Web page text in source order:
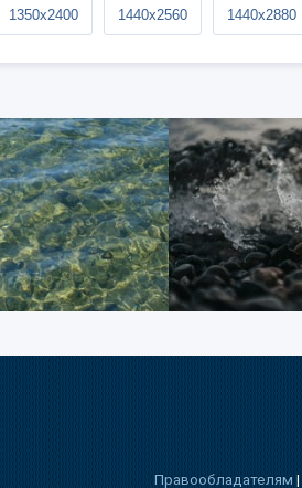
1350x2400 1440x2560 1440x2880
Правообладателям|